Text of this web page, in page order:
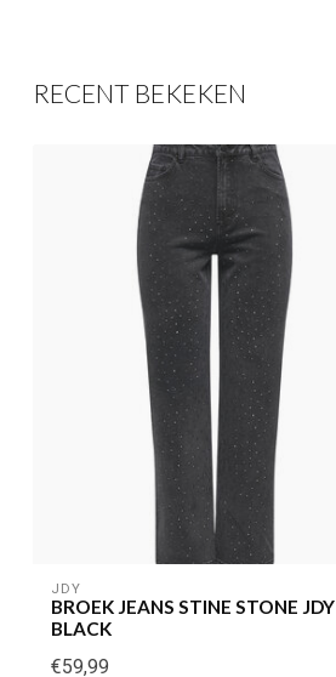
RECENT BEKEKEN
JDY
BROEK JEANS STINE STONE JDY
BLACK
€59,99